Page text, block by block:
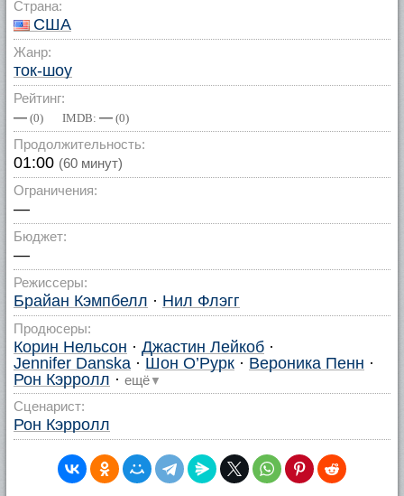
Страна:
США
Жанр:
ток-шоу
Рейтинг:
— (0) IMDB: — (0)
Продолжительность:
01:00 (60 минут)
Ограничения:
—
Бюджет:
—
Режиссеры:
Брайан Кэмпбелл · Нил Флэгг
Продюсеры:
Корин Нельсон · Джастин Лейкоб ·
Jennifer Danska · Шон О’Рурк · Вероника Пенн ·
Рон Кэрролл · ещё ▼
Сценарист:
Рон Кэрролл